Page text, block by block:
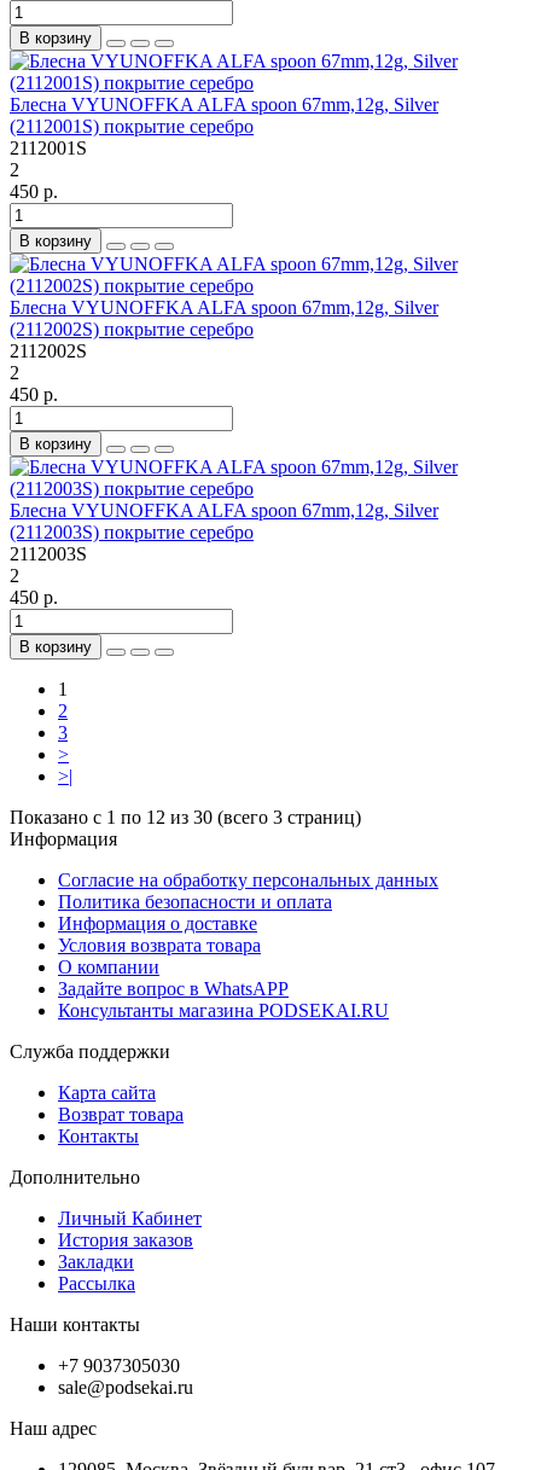
В корзину
Блесна VYUNOFFKA ALFA spoon 67mm,12g, Silver
(2112001S) покрытие серебро
2112001S
2
450 р.
В корзину
Блесна VYUNOFFKA ALFA spoon 67mm,12g, Silver
(2112002S) покрытие серебро
2112002S
2
450 р.
В корзину
Блесна VYUNOFFKA ALFA spoon 67mm,12g, Silver
(2112003S) покрытие серебро
2112003S
2
450 р.
В корзину
1
2
3
>
>|
Показано с 1 по 12 из 30 (всего 3 страниц)
Информация
Согласие на обработку персональных данных
Политика безопасности и оплата
Информация о доставке
Условия возврата товара
О компании
Задайте вопрос в WhatsAPP
Консультанты магазина PODSEKAI.RU
Служба поддержки
Карта сайта
Возврат товара
Контакты
Дополнительно
Личный Кабинет
История заказов
Закладки
Рассылка
Наши контакты
+7 9037305030
sale@podsekai.ru
Наш адрес